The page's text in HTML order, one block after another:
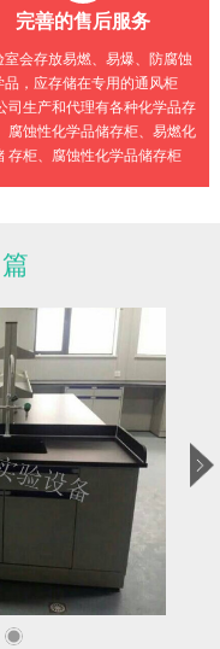
完善的售后服务
室会存放易燃、易爆、防腐蚀
品，应存储在专用的通风柜
司生产和代理有各种化学品存
腐蚀性化学品储存柜、易燃化
存柜、腐蚀性化学品储存柜